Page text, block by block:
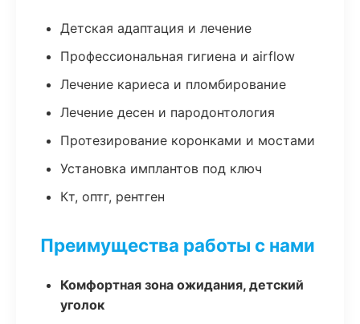
Детская адаптация и лечение
Профессиональная гигиена и airflow
Лечение кариеса и пломбирование
Лечение десен и пародонтология
Протезирование коронками и мостами
Установка имплантов под ключ
Кт, оптг, рентген
Преимущества работы с нами
Комфортная зона ожидания, детский
уголок